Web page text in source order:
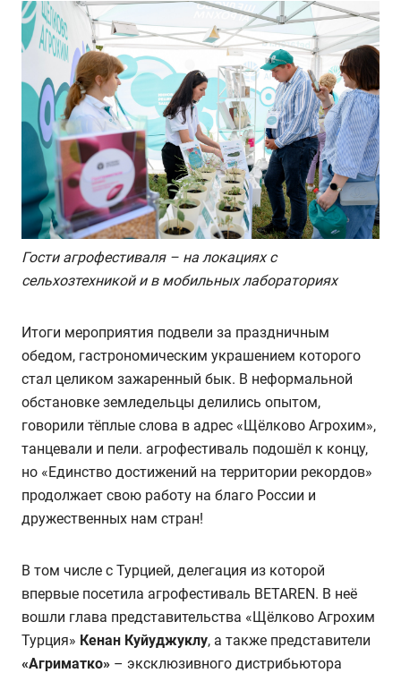
Гости агрофестиваля – на локациях с
сельхозтехникой и в мобильных лабораториях
Итоги мероприятия подвели за праздничным
обедом, гастрономическим украшением которого
стал целиком зажаренный бык. В неформальной
обстановке земледельцы делились опытом,
говорили тёплые слова в адрес «Щёлково Агрохим»,
танцевали и пели. агрофестиваль подошёл к концу,
но «Единство достижений на территории рекордов»
продолжает свою работу на благо России и
дружественных нам стран!
В том числе с Турцией, делегация из которой
впервые посетила агрофестиваль BETAREN. В неё
вошли глава представительства «Щёлково Агрохим
Турция» Кенан Куйуджуклу, а также представители
«Агриматко» – эксклюзивного дистрибьютора